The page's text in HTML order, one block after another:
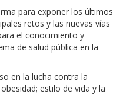
para exponer los últimos
retos y las nuevas vías
el conocimiento y
de salud pública en la
en la lucha contra la
estilo de vida y la